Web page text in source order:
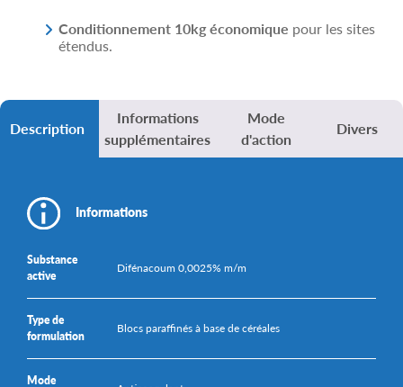
Conditionnement 10kg économique pour les sites
étendus.
Description
Informations
supplémentaires
Mode
d'action
Divers
Informations
Substance
active
Difénacoum 0,0025% m/m
Type de
formulation
Blocs paraffinés à base de céréales
Mode